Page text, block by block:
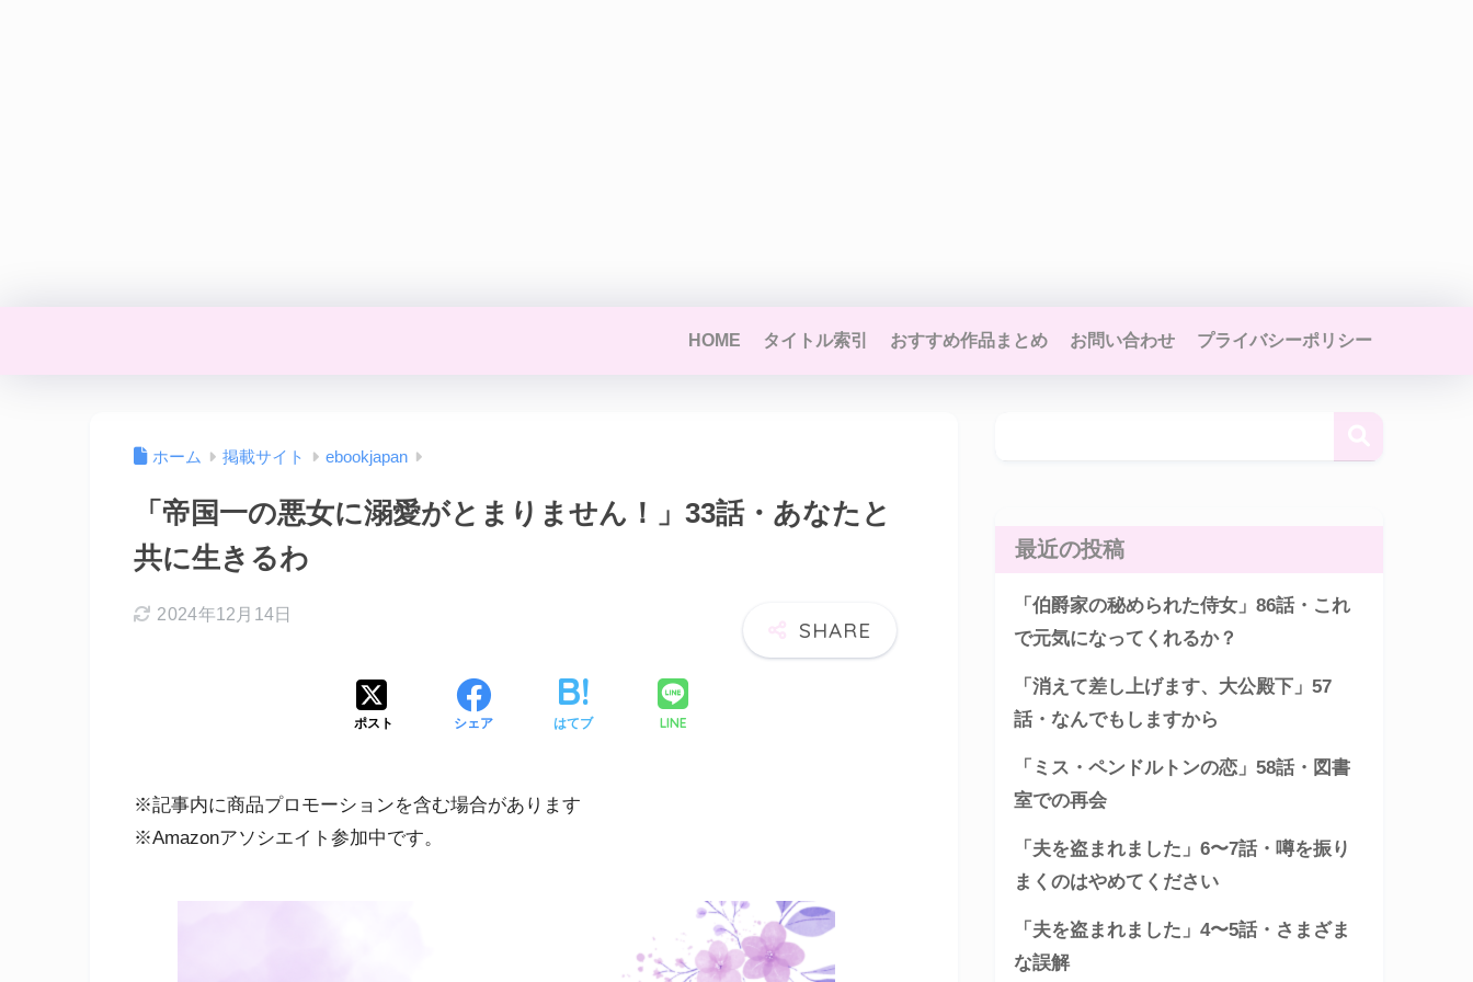
HOME タイトル索引 おすすめ作品まとめ お問い合わせ プライバシーポリシー
ホーム 掲載サイト ebookjapan
「帝国一の悪女に溺愛がとまりません！」33話・あなたと
共に生きるわ
2024年12月14日
ポスト シェア はてブ LINE
※記事内に商品プロモーションを含む場合があります
※Amazonアソシエイト参加中です。
最近の投稿
「伯爵家の秘められた侍女」86話・これ
で元気になってくれるか？
「消えて差し上げます、大公殿下」57
話・なんでもしますから
「ミス・ペンドルトンの恋」58話・図書
室での再会
「夫を盗まれました」6〜7話・噂を振り
まくのはやめてください
「夫を盗まれました」4〜5話・さまざま
な誤解